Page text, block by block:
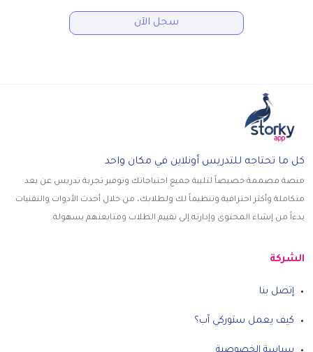
سجل الآن
كل ما تحتاجه للتدريس أونلاين في مكان واحد
منصة مصممة خصيصاً لتلبية جميع احتياجاتك وتوفير تجربة تدريس عن بعد
متكاملة وأكثر احترافية وتنظيماً لك ولطلابك، من خلال أحدث الأدوات والتقنيات
بدءاً من إنشاء المحتوى وإدارته إلى تقييم الطلاب ومتابعتهم بسهولة.
الشركة
إتصل بنا
كيف يعمل ستوركي آب؟